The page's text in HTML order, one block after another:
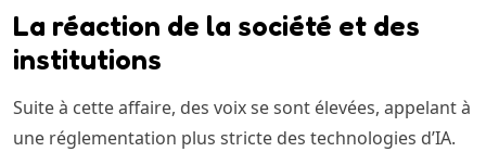
La réaction de la société et des
institutions
Suite à cette affaire, des voix se sont élevées, appelant à
une réglementation plus stricte des technologies d’IA.